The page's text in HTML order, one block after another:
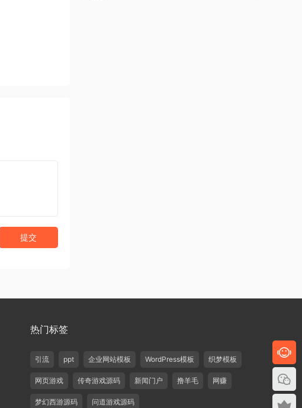
提交
热门标签
引流 ppt 企业网站模板 WordPress模板 织梦模板
网页游戏 传奇游戏源码 新闻门户 撸羊毛 网赚
梦幻西游源码 问道游戏源码